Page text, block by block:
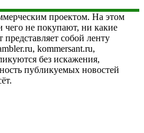
проектом. На этом
чего не покупают, ни какие
собой ленту
kommersant.ru,
без искажения,
публикуемых новостей